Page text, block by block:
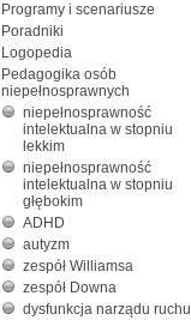
Programy i scenariusze
Poradniki
Logopedia
Pedagogika osób
niepełnosprawnych
niepełnosprawność
intelektualna w stopniu
lekkim
niepełnosprawność
intelektualna w stopniu
głębokim
ADHD
autyzm
zespół Williamsa
zespół Downa
dysfunkcja narządu ruchu